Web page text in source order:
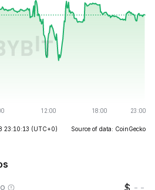
23:10:13 (UTC+0) Source of data: CoinGecko
--